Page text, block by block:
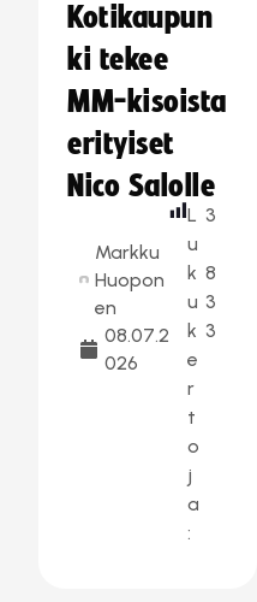
Kotikaupun
ki tekee
MM-kisoista
erityiset
Nico Salolle
Markku
Huopon
en
08.07.2
026
L
u
k
u
k
e
r
t
o
j
a
:
3
8
3
3